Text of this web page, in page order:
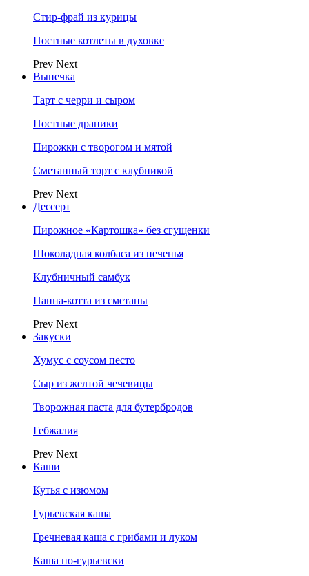
Стир-фрай из курицы
Постные котлеты в духовке
Prev Next
Выпечка
Тарт с черри и сыром
Постные драники
Пирожки с творогом и мятой
Сметанный торт с клубникой
Prev Next
Дессерт
Пирожное «Картошка» без сгущенки
Шоколадная колбаса из печенья
Клубничный самбук
Панна-котта из сметаны
Prev Next
Закуски
Хумус с соусом песто
Сыр из желтой чечевицы
Творожная паста для бутербродов
Гебжалия
Prev Next
Каши
Кутья с изюмом
Гурьевская каша
Гречневая каша с грибами и луком
Каша по-гурьевски